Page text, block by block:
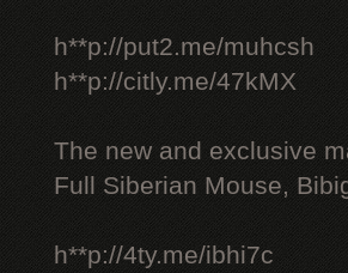
h**p://put2.me/muhcsh
h**p://citly.me/47kMX
The new and exclusive
Full Siberian Mouse,
h**p://4ty.me/ibhi7c